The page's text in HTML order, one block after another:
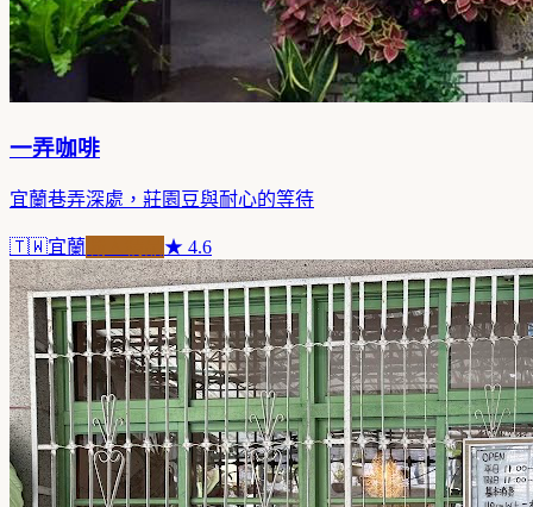
一弄咖啡
宜蘭巷弄深處，莊園豆與耐心的等待
🇹🇼宜蘭 ★ 4.6